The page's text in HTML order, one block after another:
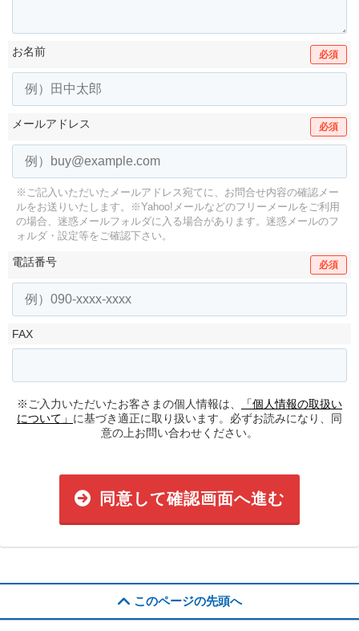
お名前 必須
メールアドレス 必須
※ご記入いただいたメールアドレス宛てに、お問合せ内容の確認メー
ルをお送りいたします。
※Yahoo!メールなどのフリーメールをご利用
の場合、迷惑メールフォルダに入る場合があります。 迷惑メールのフ
ォルダ・設定等をご確認下さい。
電話番号 必須
FAX
※ご入力いただいたお客さまの個人情報は、
「個人情報の取扱い
について」 に基づき適正に取り扱います。必ずお読みになり、同
意の上お問い合わせください。
同意して確認画面へ進む
このページの先頭へ